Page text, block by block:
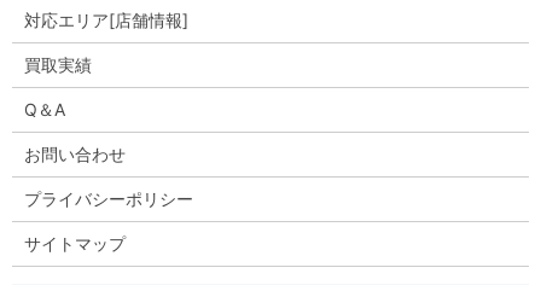
対応エリア[店舗情報]
買取実績
Q＆A
お問い合わせ
プライバシーポリシー
サイトマップ